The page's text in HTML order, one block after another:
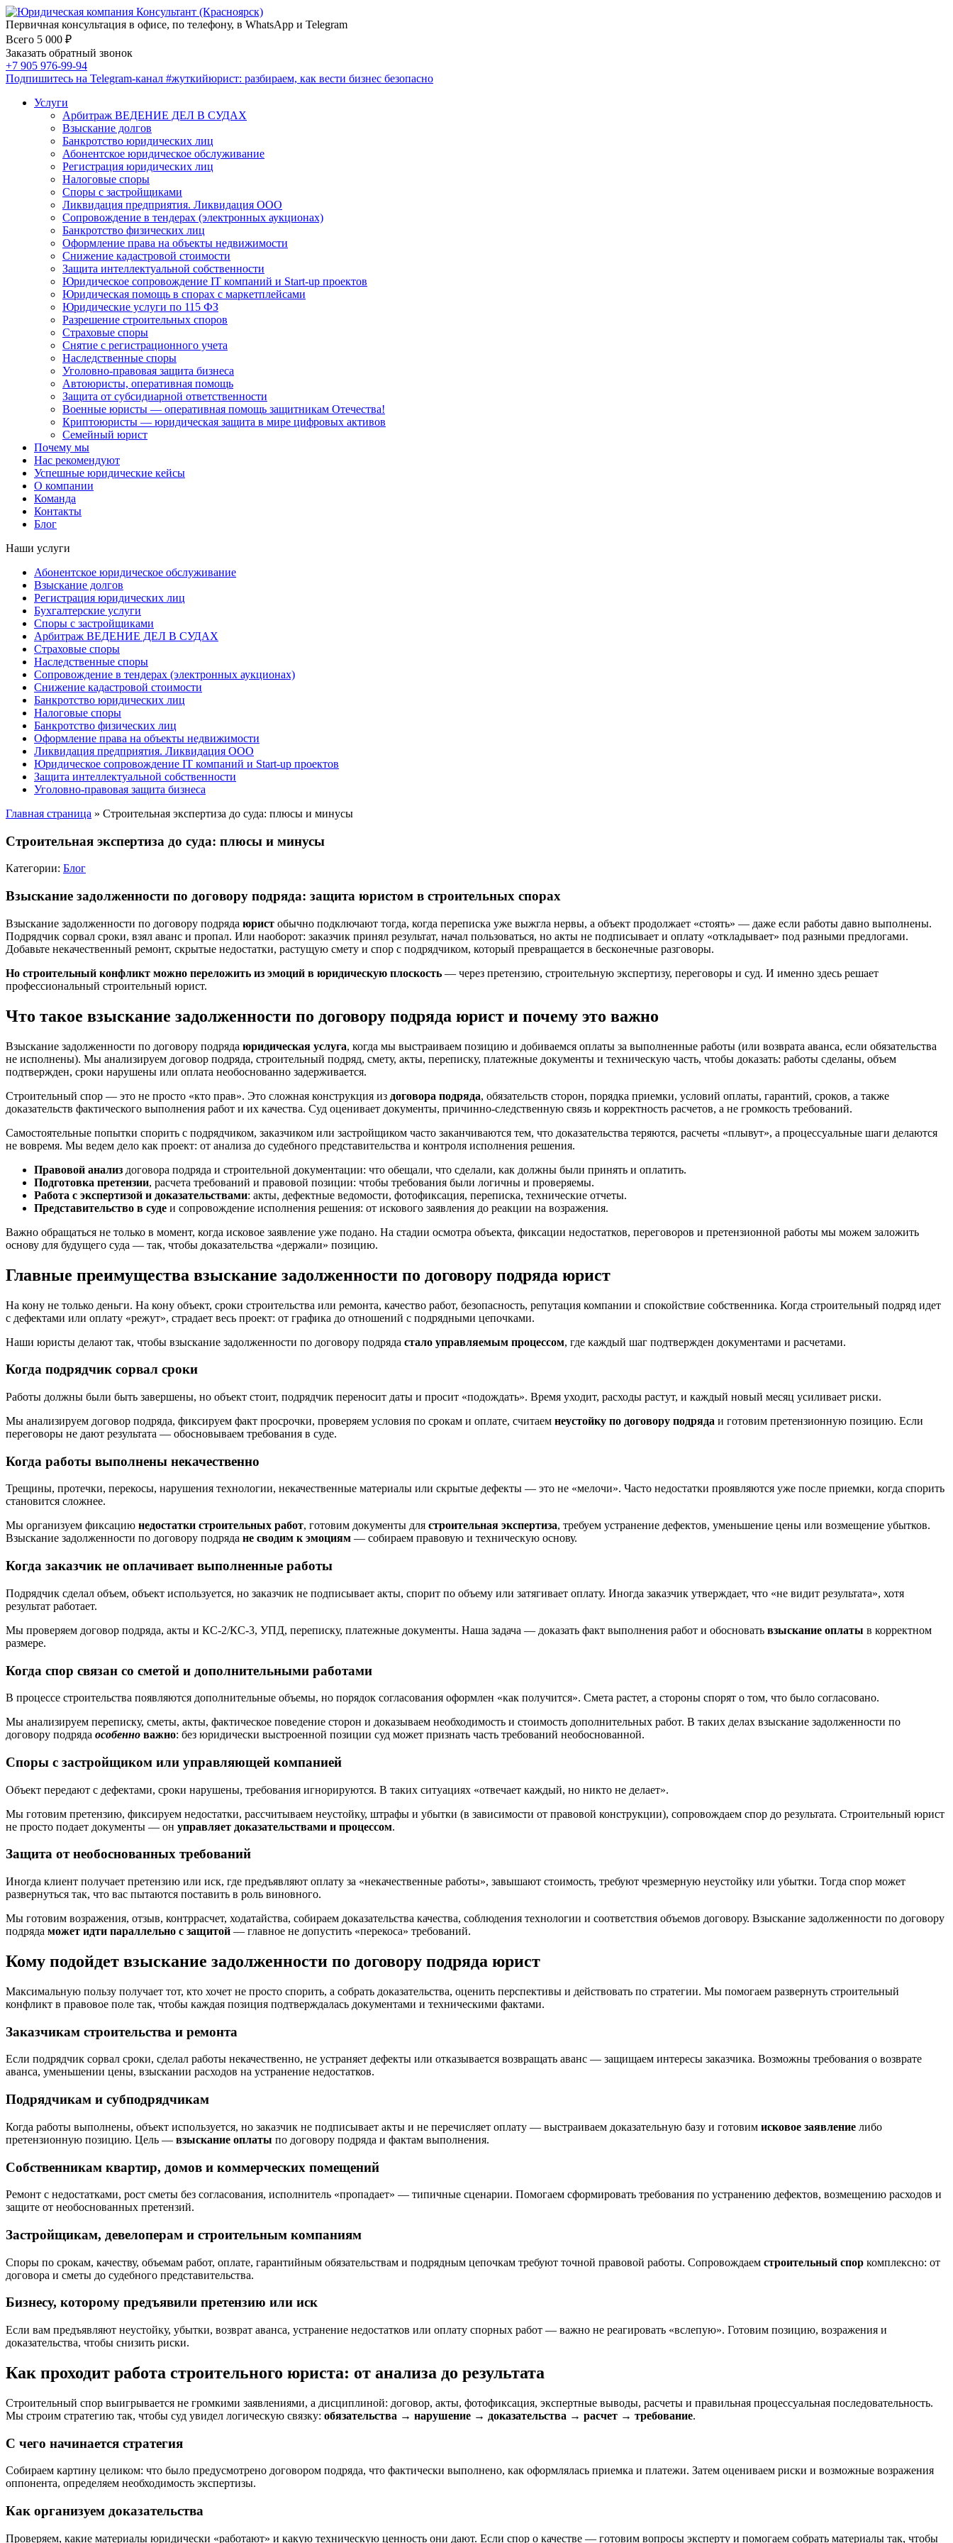
Первичная консультация в офисе, по телефону, в WhatsApp и Telegram
Всего 5 000 ₽
Заказать обратный звонок
+7 905 976-99-94
Подпишитесь на Telegram-канал #жуткийюрист: разбираем, как вести бизнес безопасно
Услуги
Арбитраж ВЕДЕНИЕ ДЕЛ В СУДАХ
Взыскание долгов
Банкротство юридических лиц
Абонентское юридическое обслуживание
Регистрация юридических лиц
Налоговые споры
Споры с застройщиками
Ликвидация предприятия. Ликвидация ООО
Сопровождение в тендерах (электронных аукционах)
Банкротство физических лиц
Оформление права на объекты недвижимости
Снижение кадастровой стоимости
Защита интеллектуальной собственности
Юридическое сопровождение IT компаний и Start-up проектов
Юридическая помощь в спорах с маркетплейсами
Юридические услуги по 115 ФЗ
Разрешение строительных споров
Страховые споры
Снятие с регистрационного учета
Наследственные споры
Уголовно-правовая защита бизнеса
Автоюристы, оперативная помощь
Защита от субсидиарной ответственности
Военные юристы — оперативная помощь защитникам Отечества!
Криптоюристы — юридическая защита в мире цифровых активов
Семейный юрист
Почему мы
Нас рекомендуют
Успешные юридические кейсы
О компании
Команда
Контакты
Блог
Наши услуги
Абонентское юридическое обслуживание
Взыскание долгов
Регистрация юридических лиц
Бухгалтерские услуги
Споры с застройщиками
Арбитраж ВЕДЕНИЕ ДЕЛ В СУДАХ
Страховые споры
Наследственные споры
Сопровождение в тендерах (электронных аукционах)
Снижение кадастровой стоимости
Банкротство юридических лиц
Налоговые споры
Банкротство физических лиц
Оформление права на объекты недвижимости
Ликвидация предприятия. Ликвидация ООО
Юридическое сопровождение IT компаний и Start-up проектов
Защита интеллектуальной собственности
Уголовно-правовая защита бизнеса
Главная страница » Строительная экспертиза до суда: плюсы и минусы
Строительная экспертиза до суда: плюсы и минусы
Категории: Блог
Взыскание задолженности по договору подряда: защита юристом в строительных спорах
Взыскание задолженности по договору подряда юрист обычно подключают тогда, когда переписка уже выжгла нервы, а объект продолжает «стоять» — даже если работы давно выполнены.
Подрядчик сорвал сроки, взял аванс и пропал. Или наоборот: заказчик принял результат, начал пользоваться, но акты не подписывает и оплату «откладывает» под разными предлогами.
Добавьте некачественный ремонт, скрытые недостатки, растущую смету и спор с подрядчиком, который превращается в бесконечные разговоры.
Но строительный конфликт можно переложить из эмоций в юридическую плоскость — через претензию, строительную экспертизу, переговоры и суд. И именно здесь решает
профессиональный строительный юрист.
Что такое взыскание задолженности по договору подряда юрист и почему это важно
Взыскание задолженности по договору подряда юридическая услуга, когда мы выстраиваем позицию и добиваемся оплаты за выполненные работы (или возврата аванса, если обязательства
не исполнены). Мы анализируем договор подряда, строительный подряд, смету, акты, переписку, платежные документы и техническую часть, чтобы доказать: работы сделаны, объем
подтвержден, сроки нарушены или оплата необоснованно задерживается.
Строительный спор — это не просто «кто прав». Это сложная конструкция из договора подряда, обязательств сторон, порядка приемки, условий оплаты, гарантий, сроков, а также
доказательств фактического выполнения работ и их качества. Суд оценивает документы, причинно-следственную связь и корректность расчетов, а не громкость требований.
Самостоятельные попытки спорить с подрядчиком, заказчиком или застройщиком часто заканчиваются тем, что доказательства теряются, расчеты «плывут», а процессуальные шаги делаются
не вовремя. Мы ведем дело как проект: от анализа до судебного представительства и контроля исполнения решения.
Правовой анализ договора подряда и строительной документации: что обещали, что сделали, как должны были принять и оплатить.
Подготовка претензии, расчета требований и правовой позиции: чтобы требования были логичны и проверяемы.
Работа с экспертизой и доказательствами: акты, дефектные ведомости, фотофиксация, переписка, технические отчеты.
Представительство в суде и сопровождение исполнения решения: от искового заявления до реакции на возражения.
Важно обращаться не только в момент, когда исковое заявление уже подано. На стадии осмотра объекта, фиксации недостатков, переговоров и претензионной работы мы можем заложить
основу для будущего суда — так, чтобы доказательства «держали» позицию.
Главные преимущества взыскание задолженности по договору подряда юрист
На кону не только деньги. На кону объект, сроки строительства или ремонта, качество работ, безопасность, репутация компании и спокойствие собственника. Когда строительный подряд идет
с дефектами или оплату «режут», страдает весь проект: от графика до отношений с подрядными цепочками.
Наши юристы делают так, чтобы взыскание задолженности по договору подряда стало управляемым процессом, где каждый шаг подтвержден документами и расчетами.
Когда подрядчик сорвал сроки
Работы должны были быть завершены, но объект стоит, подрядчик переносит даты и просит «подождать». Время уходит, расходы растут, и каждый новый месяц усиливает риски.
Мы анализируем договор подряда, фиксируем факт просрочки, проверяем условия по срокам и оплате, считаем неустойку по договору подряда и готовим претензионную позицию. Если
переговоры не дают результата — обосновываем требования в суде.
Когда работы выполнены некачественно
Трещины, протечки, перекосы, нарушения технологии, некачественные материалы или скрытые дефекты — это не «мелочи». Часто недостатки проявляются уже после приемки, когда спорить
становится сложнее.
Мы организуем фиксацию недостатки строительных работ, готовим документы для строительная экспертиза, требуем устранение дефектов, уменьшение цены или возмещение убытков.
Взыскание задолженности по договору подряда не сводим к эмоциям — собираем правовую и техническую основу.
Когда заказчик не оплачивает выполненные работы
Подрядчик сделал объем, объект используется, но заказчик не подписывает акты, спорит по объему или затягивает оплату. Иногда заказчик утверждает, что «не видит результата», хотя
результат работает.
Мы проверяем договор подряда, акты и КС-2/КС-3, УПД, переписку, платежные документы. Наша задача — доказать факт выполнения работ и обосновать взыскание оплаты в корректном
размере.
Когда спор связан со сметой и дополнительными работами
В процессе строительства появляются дополнительные объемы, но порядок согласования оформлен «как получится». Смета растет, а стороны спорят о том, что было согласовано.
Мы анализируем переписку, сметы, акты, фактическое поведение сторон и доказываем необходимость и стоимость дополнительных работ. В таких делах взыскание задолженности по
договору подряда особенно важно: без юридически выстроенной позиции суд может признать часть требований необоснованной.
Споры с застройщиком или управляющей компанией
Объект передают с дефектами, сроки нарушены, требования игнорируются. В таких ситуациях «отвечает каждый, но никто не делает».
Мы готовим претензию, фиксируем недостатки, рассчитываем неустойку, штрафы и убытки (в зависимости от правовой конструкции), сопровождаем спор до результата. Строительный юрист
не просто подает документы — он управляет доказательствами и процессом.
Защита от необоснованных требований
Иногда клиент получает претензию или иск, где предъявляют оплату за «некачественные работы», завышают стоимость, требуют чрезмерную неустойку или убытки. Тогда спор может
развернуться так, что вас пытаются поставить в роль виновного.
Мы готовим возражения, отзыв, контррасчет, ходатайства, собираем доказательства качества, соблюдения технологии и соответствия объемов договору. Взыскание задолженности по договору
подряда может идти параллельно с защитой — главное не допустить «перекоса» требований.
Кому подойдет взыскание задолженности по договору подряда юрист
Максимальную пользу получает тот, кто хочет не просто спорить, а собрать доказательства, оценить перспективы и действовать по стратегии. Мы помогаем развернуть строительный
конфликт в правовое поле так, чтобы каждая позиция подтверждалась документами и техническими фактами.
Заказчикам строительства и ремонта
Если подрядчик сорвал сроки, сделал работы некачественно, не устраняет дефекты или отказывается возвращать аванс — защищаем интересы заказчика. Возможны требования о возврате
аванса, уменьшении цены, взыскании расходов на устранение недостатков.
Подрядчикам и субподрядчикам
Когда работы выполнены, объект используется, но заказчик не подписывает акты и не перечисляет оплату — выстраиваем доказательную базу и готовим исковое заявление либо
претензионную позицию. Цель — взыскание оплаты по договору подряда и фактам выполнения.
Собственникам квартир, домов и коммерческих помещений
Ремонт с недостатками, рост сметы без согласования, исполнитель «пропадает» — типичные сценарии. Помогаем сформировать требования по устранению дефектов, возмещению расходов и
защите от необоснованных претензий.
Застройщикам, девелоперам и строительным компаниям
Споры по срокам, качеству, объемам работ, оплате, гарантийным обязательствам и подрядным цепочкам требуют точной правовой работы. Сопровождаем строительный спор комплексно: от
договора и сметы до судебного представительства.
Бизнесу, которому предъявили претензию или иск
Если вам предъявляют неустойку, убытки, возврат аванса, устранение недостатков или оплату спорных работ — важно не реагировать «вслепую». Готовим позицию, возражения и
доказательства, чтобы снизить риски.
Как проходит работа строительного юриста: от анализа до результата
Строительный спор выигрывается не громкими заявлениями, а дисциплиной: договор, акты, фотофиксация, экспертные выводы, расчеты и правильная процессуальная последовательность.
Мы строим стратегию так, чтобы суд увидел логическую связку: обязательства → нарушение → доказательства → расчет → требование.
С чего начинается стратегия
Собираем картину целиком: что было предусмотрено договором подряда, что фактически выполнено, как оформлялась приемка и платежи. Затем оцениваем риски и возможные возражения
оппонента, определяем необходимость экспертизы.
Как организуем доказательства
Проверяем, какие материалы юридически «работают» и какую техническую ценность они дают. Если спор о качестве — готовим вопросы эксперту и помогаем собрать материалы так, чтобы